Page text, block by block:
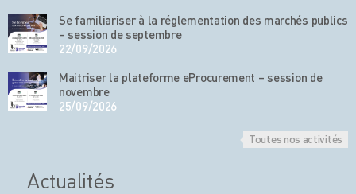
Se familiariser à la réglementation des marchés publics
– session de septembre
22/09/2026
Maitriser la plateforme eProcurement – session de
novembre
25/09/2026
Toutes nos activités
Actualités